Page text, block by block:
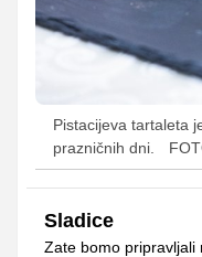
Pistacijeva tartaleta
prazničnih dni.
Sladice
Zate bomo pripravljali